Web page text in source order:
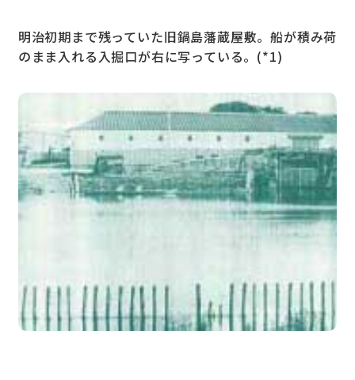
明治初期まで残っていた旧鍋島藩蔵屋敷。船が積み荷
のまま入れる入掘口が右に写っている。(*1)